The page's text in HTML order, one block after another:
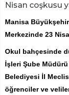
Nisan coşkusu
Manisa
Merkezinde 23
Okul bahçesinde
İşleri Şube
Belediyesi İl
öğrenciler ve veliler